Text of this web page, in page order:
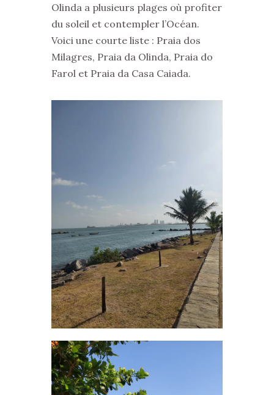
Olinda a plusieurs plages où profiter
du soleil et contempler l’Océan.
Voici une courte liste : Praia dos
Milagres, Praia da Olinda, Praia do
Farol et Praia da Casa Caiada.